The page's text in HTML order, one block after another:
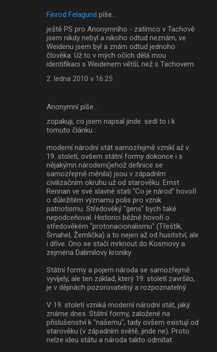
Finrod Felagund píše…
ještě PS pro Anonymního - zatímco v Tachově
jsem nikdy nebyl a nikoho odtud neznám, ve
Weidenu jsem byl a znám odtud jednoho
člověka. Už to v mých očích dělá mou
identifikaci s Weidenem větší, než s Tachovem.
2. ledna 2010 v 16:25
Anonymní píše…
zopakuji, co jsem napsal jinde. sedí to i k
tomuto článku :
moderní národní stát samozřejmě vznikl až v
19. století, ovšem státní formy dokonce i s
nějakýmn národem(jehož definice se
samozřejmě měnila) jsou v západním
civilizačním okruhu už od starověku. Ernst
Rennan ve své slavné stati "Co je národ" hovoří
o důležitém významu polis pro vznik
patriotismu. Středověký "gens" bych také
nepodceňoval. Historici běžně hovoří o
středověkém "protonacionalismu" (Třeštík,
Šmahel, Žemlička) a to nejen až od husitství, ale
i dříve. Ono se stačí mrknout do Kosmovy a
zejména Dalimilovy kroniky.
Státní formy a pojem národa se samozřejmě
vyvíjely, ale ten základ, který 19. století završilo,
je v dějinách pozorovatelný a rozpoznatelný.
V 19. století vzniká moderní národní stát, jaký
známe dnes. Státní formy, založené na
příslušenství k "našemu", tady ovšem existují od
starověku (v západním světě, jinde ne). Proto
nelze ideu státu a národa takto odmítat.